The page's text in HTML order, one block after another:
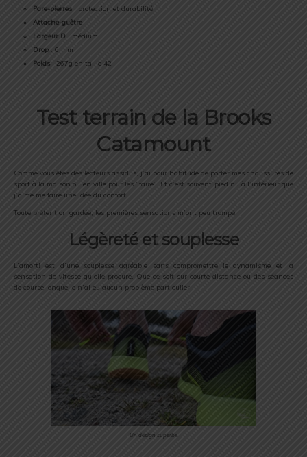
Pare-pierres : protection et durabilité
Attache-guêtre
Largeur D : médium
Drop : 6 mm
Poids : 267g en taille 42
Test terrain de la Brooks
Catamount
Comme vous êtes des lecteurs assidus, j’ai pour habitude de porter mes chaussures de
sport à la maison ou en ville pour les “faire”. Et c’est souvent pied nu à l’intérieur que
j’aime me faire une idée du confort.
Toute prétention gardée, les premières sensations m’ont peu trompé.
Légèreté et souplesse
L’amorti est d’une souplesse agréable sans compromettre le dynamisme et la
sensation de vitesse qu’elle procure. Que ce soit sur courte distance ou des séances
de course longue je n’ai eu aucun problème particulier.
Un design superbe